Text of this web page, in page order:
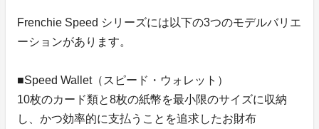
Frenchie Speed シリーズには以下の3つのモデルバリエ
ーションがあります。
■Speed Wallet（スピード・ウォレット）
10枚のカード類と8枚の紙幣を最小限のサイズに収納
し、かつ効率的に支払うことを追求したお財布